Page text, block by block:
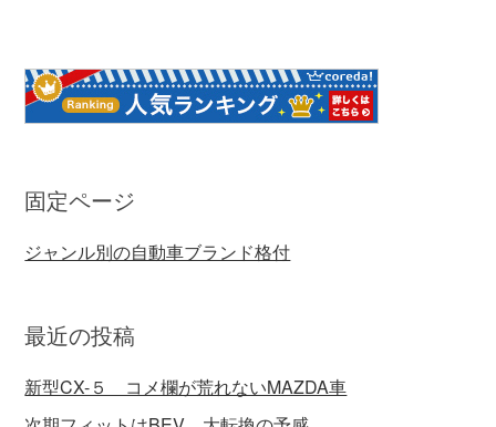
固定ページ
ジャンル別の自動車ブランド格付
最近の投稿
新型CX-５ コメ欄が荒れないMAZDA車